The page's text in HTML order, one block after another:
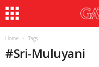
Home Tags
#Sri-Muluyani